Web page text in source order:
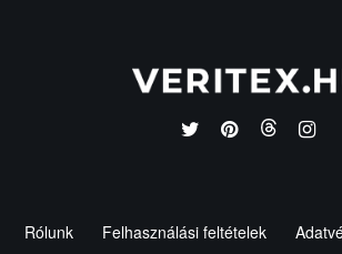
Rólunk Felhasználási feltételek